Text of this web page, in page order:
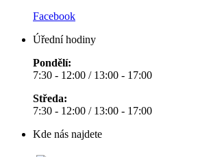
Facebook
Úřední hodiny
Pondělí:
7:30 - 12:00 / 13:00 - 17:00
Středa:
7:30 - 12:00 / 13:00 - 17:00
Kde nás najdete